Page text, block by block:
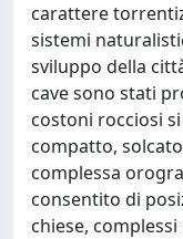
carattere
sistemi
sviluppo della
cave sono stati
costoni rocciosi
compatto,
complessa
consentito di
chiese,